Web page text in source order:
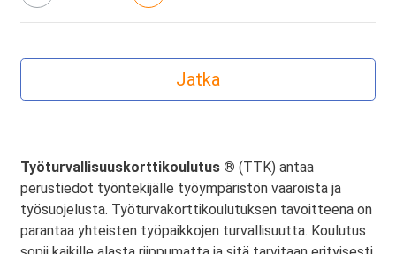
Työturvallisuuskorttikoulutus ® (TTK) antaa
perustiedot työntekijälle työympäristön vaaroista ja
työsuojelusta. Työturvakorttikoulutuksen tavoitteena on
parantaa yhteisten työpaikkojen turvallisuutta. Koulutus